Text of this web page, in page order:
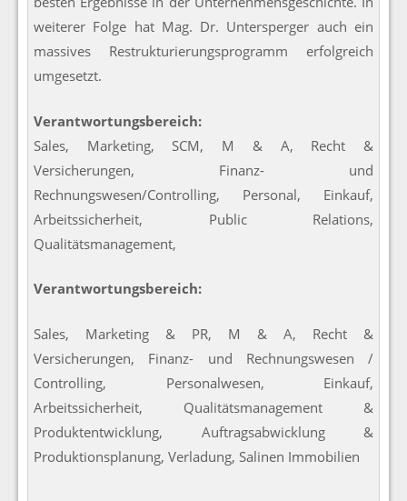
weiterer Folge hat Mag. Dr. Untersperger auch ein
massives Restrukturierungsprogramm erfolgreich
umgesetzt.
Verantwortungsbereich:
Sales, Marketing, SCM, M & A, Recht &
Versicherungen, Finanz- und
Rechnungswesen/Controlling, Personal, Einkauf,
Arbeitssicherheit, Public Relations,
Qualitätsmanagement,
Verantwortungsbereich:
Sales, Marketing & PR, M & A, Recht &
Versicherungen, Finanz- und Rechnungswesen /
Controlling, Personalwesen, Einkauf,
Arbeitssicherheit, Qualitätsmanagement &
Produktentwicklung, Auftragsabwicklung &
Produktionsplanung, Verladung, Salinen Immobilien